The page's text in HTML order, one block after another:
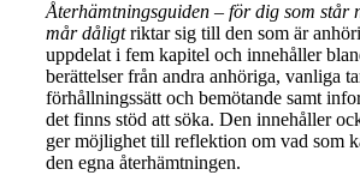
Återhämtningsguiden – för dig som står
mår dåligtriktar sig till den som är
uppdelat i fem kapitel och innehåller
berättelser från andra anhöriga, vanliga
förhållningssätt och bemötande samt
det finns stöd att söka. Den innehåller
ger möjlighet till reflektion om vad som
den egna återhämtningen.